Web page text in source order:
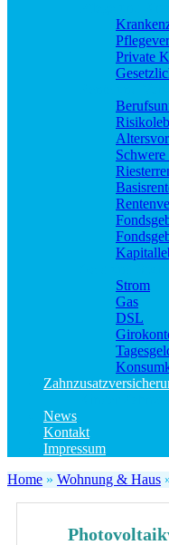
Private
Strom
Gas
DSL
News
Kontakt
Impressum
Home » Wohnung & Haus